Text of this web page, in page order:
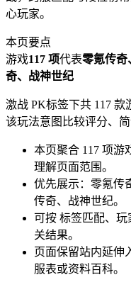
心玩家。
本页要点
游戏117 项代表零氪传奇
奇、战神世纪
激战 PK标签下共 117
该玩法意图比较评分、简
本页聚合 117 项游
理解页面范围。
优先展示：零氪传
传奇、战神世纪。
可按 标签匹配、
关结果。
页面保留站内延伸
服表或资料百科。